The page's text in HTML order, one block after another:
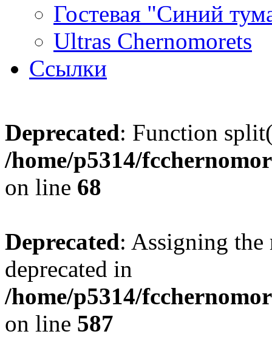
Гостевая "Синий
Ultras Chernomorets
Ссылки
Deprecated: Function
/home/p5314/
on line 68
Deprecated: Assigning the
deprecated in
/home/p5314/
on line 587